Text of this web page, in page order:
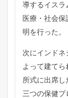
導するイスラ
医療・社会保
明を行った。
次にインドネ
よって建て
所式に出席
三つの保健プ